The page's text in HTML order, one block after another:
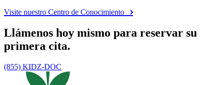
Visite nuestro Centro de Conocimiento
Llámenos hoy mismo para reservar su
primera cita.
(855) KIDZ-DOC